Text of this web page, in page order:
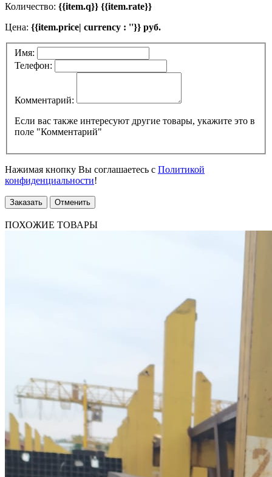
Количество: {{item.q}} {{item.rate}}
Цена: {{item.price| currency : ''}} руб.
Имя:
Телефон:
Комментарий:
Если вас также интересуют другие товары, укажите это в
поле "Комментарий"
Нажимая кнопку Вы соглашаетесь с Политикой
конфиденциальности!
Заказать Отменить
ПОХОЖИЕ ТОВАРЫ